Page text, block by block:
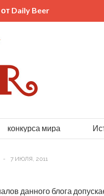
Daily Beer
мира
- 7 ИЮЛЯ, 2011
данного блога